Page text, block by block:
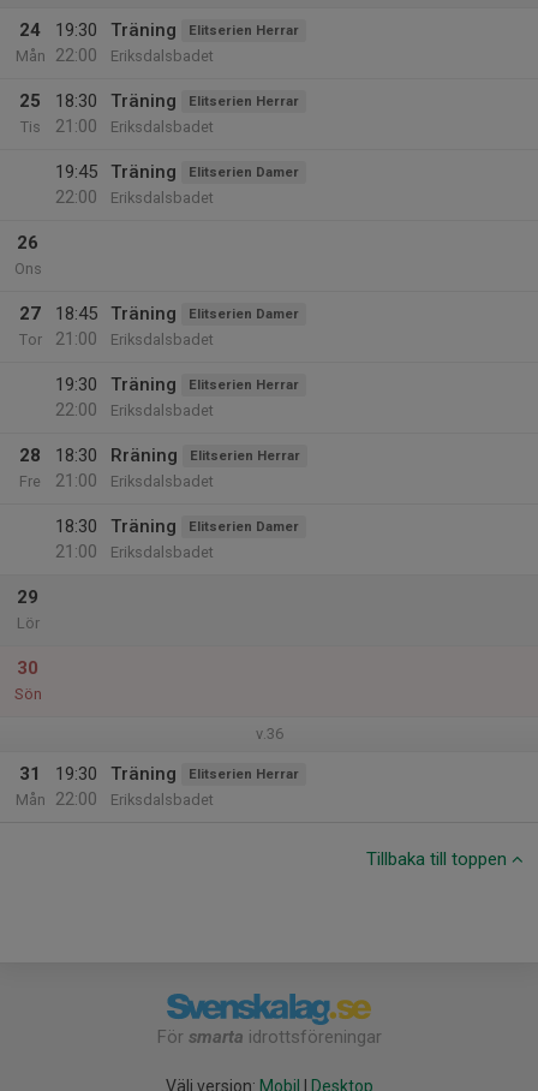
24
Mån
19:30
22:00
Träning Elitserien Herrar
Eriksdalsbadet
25
Tis
18:30
21:00
Träning Elitserien Herrar
Eriksdalsbadet
19:45
22:00
Träning Elitserien Damer
Eriksdalsbadet
26
Ons
27
Tor
18:45
21:00
Träning Elitserien Damer
Eriksdalsbadet
19:30
22:00
Träning Elitserien Herrar
Eriksdalsbadet
28
Fre
18:30
21:00
Rräning Elitserien Herrar
Eriksdalsbadet
18:30
21:00
Träning Elitserien Damer
Eriksdalsbadet
29
Lör
30
Sön
v.36
31
Mån
19:30
22:00
Träning Elitserien Herrar
Eriksdalsbadet
Tillbaka till toppen
För smarta idrottsföreningar
Välj version: Mobil Desktop